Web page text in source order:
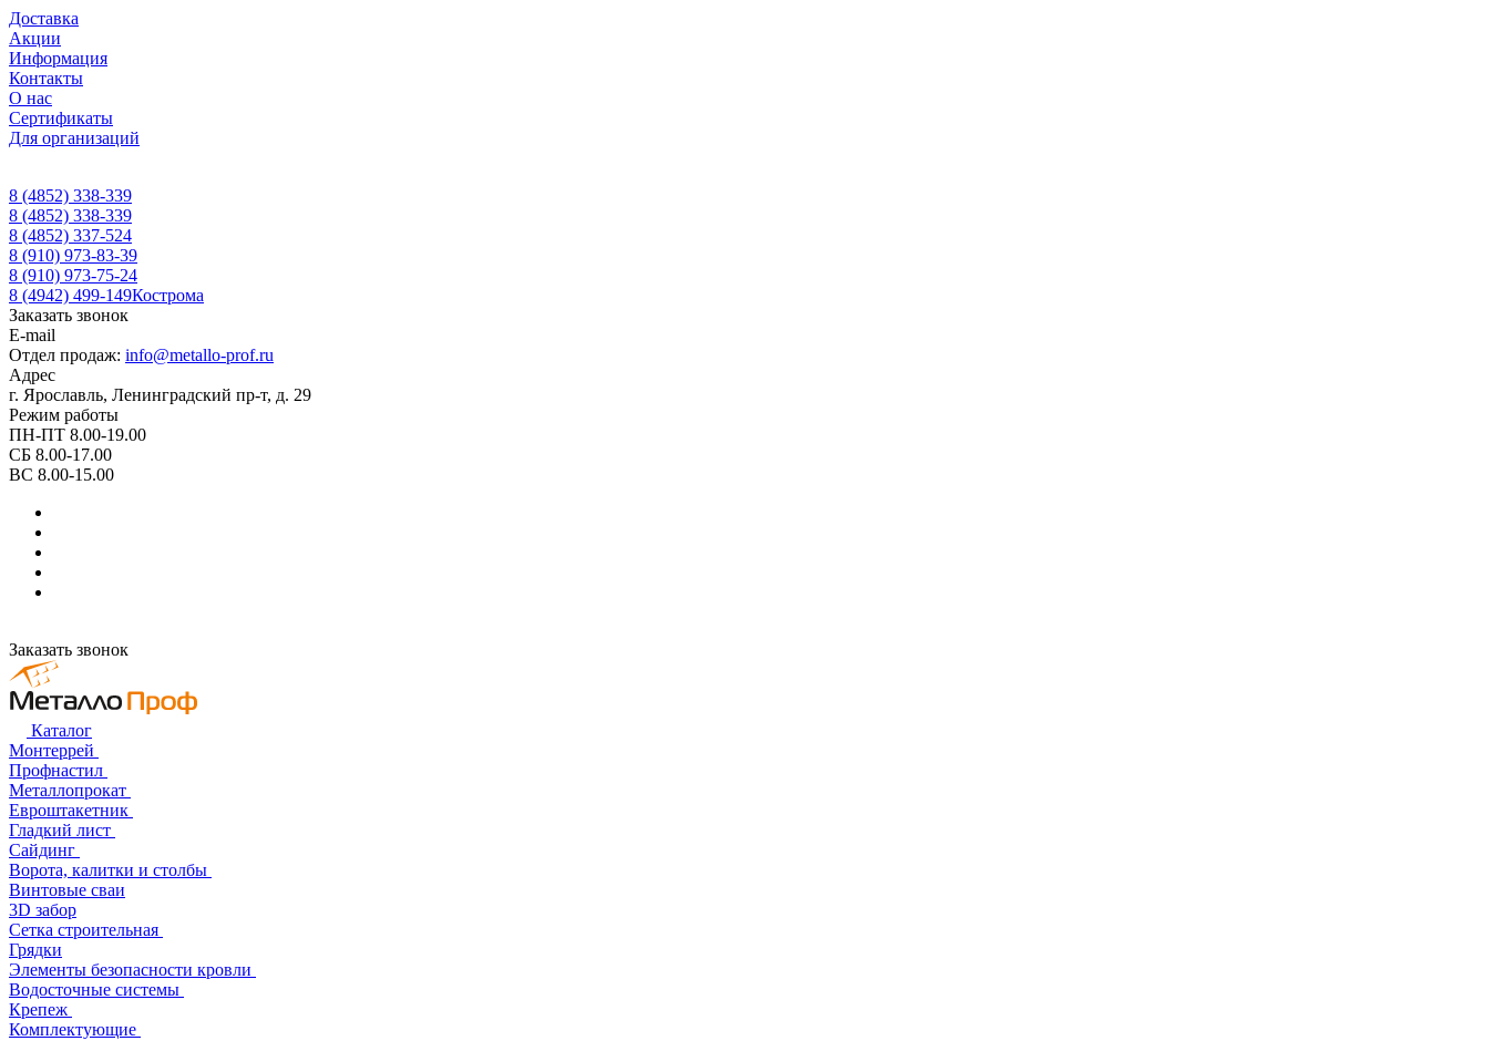
Доставка
Акции
Информация
Контакты
О нас
Сертификаты
Для организаций
8 (4852) 338-339
8 (4852) 338-339
8 (4852) 337-524
8 (910) 973-83-39
8 (910) 973-75-24
8 (4942) 499-149Кострома
Заказать звонок
E-mail
Отдел продаж: info@metallo-prof.ru
Адрес
г. Ярославль, Ленинградский пр-т, д. 29
Режим работы
ПН-ПТ 8.00-19.00
СБ 8.00-17.00
ВС 8.00-15.00
Заказать звонок
Каталог
Монтеррей
Профнастил
Металлопрокат
Евроштакетник
Гладкий лист
Сайдинг
Ворота, калитки и столбы
Винтовые сваи
3D забор
Сетка строительная
Грядки
Элементы безопасности кровли
Водосточные системы
Крепеж
Комплектующие